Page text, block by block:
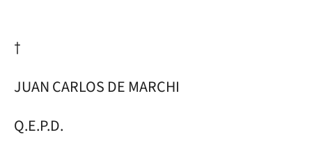
†
JUAN CARLOS DE MARCHI
Q.E.P.D.